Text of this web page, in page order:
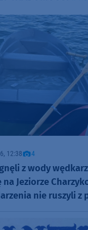
12:38 4
z wody
na Jeziorze
nie ruszyli z